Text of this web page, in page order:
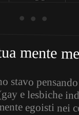
• • •
mente
stavoe lesbiche
egoisti nei
che un
qualcuno che
vero spreco
felici, c’è